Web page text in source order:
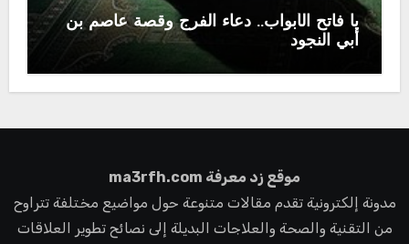
يا فاتح الأبواب.. دعاء الفرج وقصة عاصم بن
أبي النجود
موقع زد معرفة ma3rfh.com
مدونة إلكترونية تقدم مقالات متنوعة حول مواضيع مختلفة تتراوح
من التقنية والصحة والعلاجات البديلة إلى نصائح تطوير العلاقات